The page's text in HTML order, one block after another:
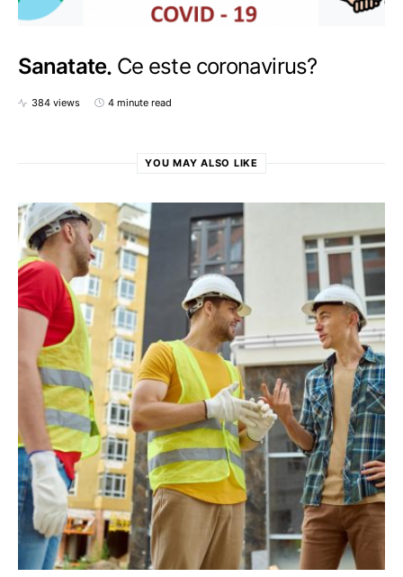
Sanatate Ce este coronavirus?
384 views 4 minute read
YOU MAY ALSO LIKE